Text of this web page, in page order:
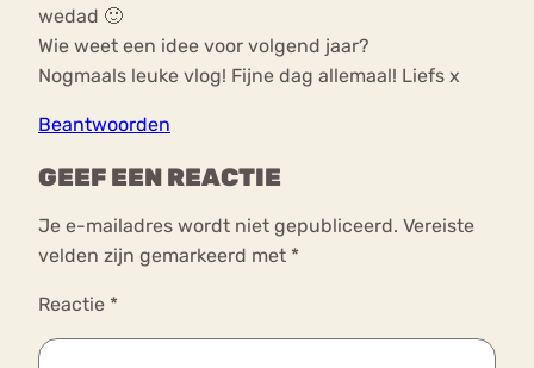
wedad 🙂
Wie weet een idee voor volgend jaar?
Nogmaals leuke vlog! Fijne dag allemaal! Liefs x
Beantwoorden
GEEF EEN REACTIE
Je e-mailadres wordt niet gepubliceerd. Vereiste
velden zijn gemarkeerd met *
Reactie *